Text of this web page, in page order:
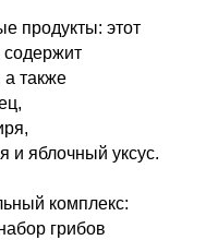
продукты: этот
содержит
также
и яблочный уксус.
комплекс:
грибов